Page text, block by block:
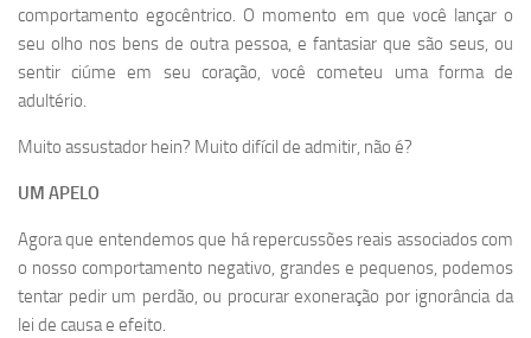
comportamento egocêntrico. O momento em que você lançar o
seu olho nos bens de outra pessoa, e fantasiar que são seus, ou
sentir ciúme em seu coração, você cometeu uma forma de
adultério.
Muito assustador hein? Muito difícil de admitir, não é?
UM APELO
Agora que entendemos que há repercussões reais associados com
o nosso comportamento negativo, grandes e pequenos, podemos
tentar pedir um perdão, ou procurar exoneração por ignorância da
lei de causa e efeito.